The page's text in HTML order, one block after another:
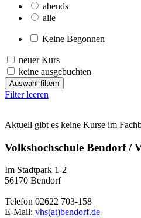
abends
alle
Keine Begonnen
neuer Kurs
keine ausgebuchten
Auswahl filtern
Filter leeren
Aktuell gibt es keine Kurse im
Volkshochschule Bendorf /
Im Stadtpark 1-2
56170 Bendorf
Telefon 02622 703-158
E-Mail: vhs(at)bendorf.de